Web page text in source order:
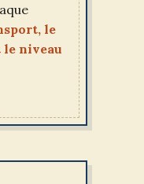
le
niveau